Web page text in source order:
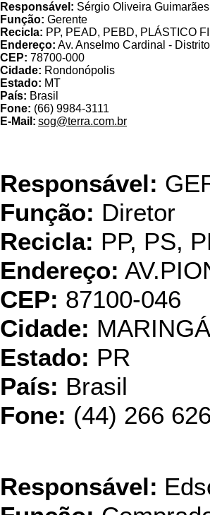
Responsável: Sérgio Oliveira Guimarães
Função: Gerente
Recicla: PP, PEAD, PEBD, PLÁSTICO
Endereço: Av. Anselmo Cardinal -
CEP: 78700-000
Cidade: Rondonópolis
Estado: MT
País: Brasil
Fone: (66) 9984-3111
E-Mail: sog@terra.com.br
Responsável:
Função: Diretor
Recicla: PP, PS,
Endereço:
CEP: 87100-046
Cidade: MARINGÁ
Estado: PR
País: Brasil
Fone: (44) 266
Responsável: